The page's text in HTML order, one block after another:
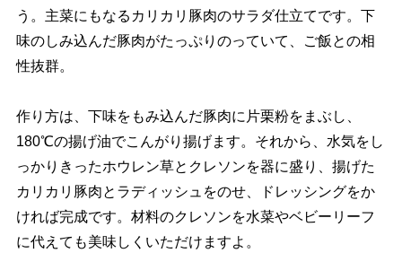
う。主菜にもなるカリカリ豚肉のサラダ仕立てです。下
味のしみ込んだ豚肉がたっぷりのっていて、ご飯との相
性抜群。
作り方は、下味をもみ込んだ豚肉に片栗粉をまぶし、
180℃の揚げ油でこんがり揚げます。それから、水気をし
っかりきったホウレン草とクレソンを器に盛り、揚げた
カリカリ豚肉とラディッシュをのせ、ドレッシングをか
ければ完成です。材料のクレソンを水菜やベビーリーフ
に代えても美味しくいただけますよ。